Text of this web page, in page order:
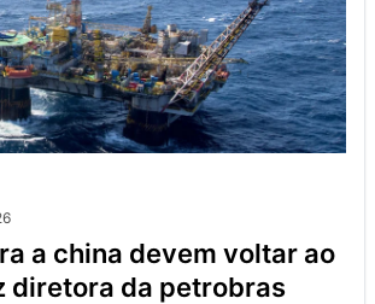
diretora da petrobras